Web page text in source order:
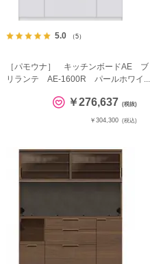
5.0 （5）
［パモウナ］ キッチンボードAE ブ
リランテ AE-1600R パールホワイ...
￥276,637 (税抜)
￥304,300 (税込)